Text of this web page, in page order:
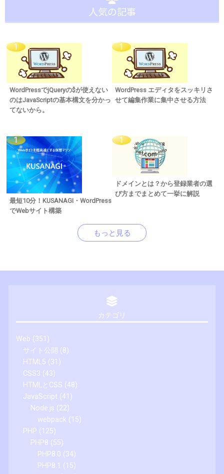
人気の記事
WordPressでjQueryの$が使えない
のはJavaScriptの基本構文を分かっ
てないから。
WordPress エディタをスッキリさ
せて編集作業に集中させる方法
最短10分！KUSANAGI・WordPress
でWebサイト構築
ドメインとは？から登録業者の選
び方までまとめて一挙に解説
もっと見る
カテゴリ
Web (351)
サイト公開 (8)
HTML5 (31)
CSS3 (43)
HTMLとCSS (48)
JavaScript (41)
Node.js (22)
webpack (15)
PHP (125)
PHP8 (55)
PHP8.0 (34)
PHP8.1 (15)